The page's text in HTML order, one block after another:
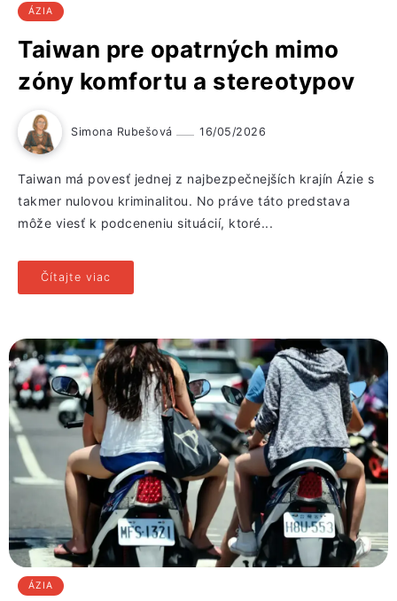
ÁZIA
Taiwan pre opatrných mimo
zóny komfortu a stereotypov
Simona Rubešová 16/05/2026
Taiwan má povesť jednej z najbezpečnejších krajín Ázie s
takmer nulovou kriminalitou. No práve táto predstava
môže viesť k podceneniu situácií, ktoré...
Čítajte viac
ÁZIA